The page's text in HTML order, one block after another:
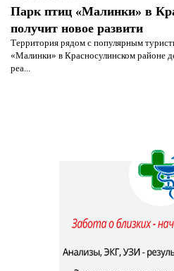
Парк птиц «Малинки» в
получит новое развити
Территория рядом с популярным
«Малинки» в Красносулинском районе
реа...